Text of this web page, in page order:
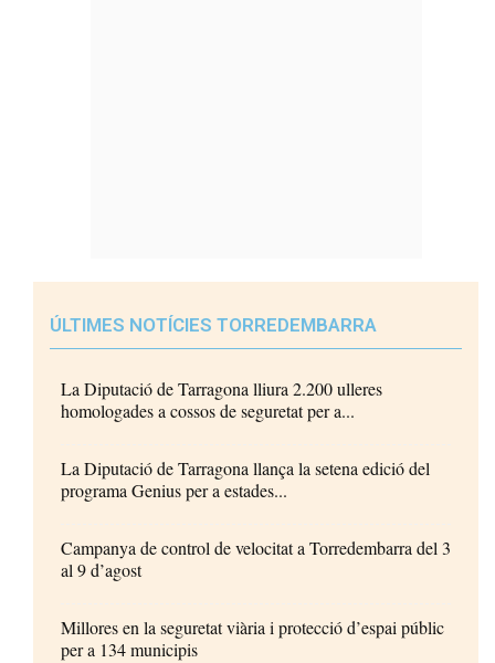
ÚLTIMES NOTÍCIES TORREDEMBARRA
La Diputació de Tarragona lliura 2.200 ulleres
homologades a cossos de seguretat per a...
La Diputació de Tarragona llança la setena edició del
programa Genius per a estades...
Campanya de control de velocitat a Torredembarra del 3
al 9 d’agost
Millores en la seguretat viària i protecció d’espai públic
per a 134 municipis